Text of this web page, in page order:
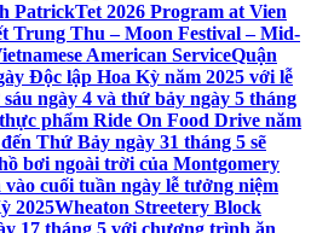
PatrickTet 2026 Program at Vien
Trung Thu – Moon Festival – Mid-
American ServiceQuận
Độc lập Hoa Kỳ năm 2025 với lễ
ngày 4 và thứ bảy ngày 5 tháng
phẩm Ride On Food Drive năm
Thứ Bảy ngày 31 tháng 5 sẽ
bơi ngoài trời của Montgomery
cuối tuần ngày lễ tưởng niệm
2025Wheaton Streetery Block
17 tháng 5 với chương trình ăn